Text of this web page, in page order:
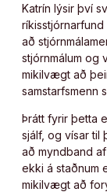
Katrín lýsir því
ríkisstjórnarfund
að
stjórnmálum og
mikilvægt að
samstarfsmenn
Þrátt fyrir þetta
sjálf, og vísar til
að myndband
ekki á staðnum
mikilvægt að